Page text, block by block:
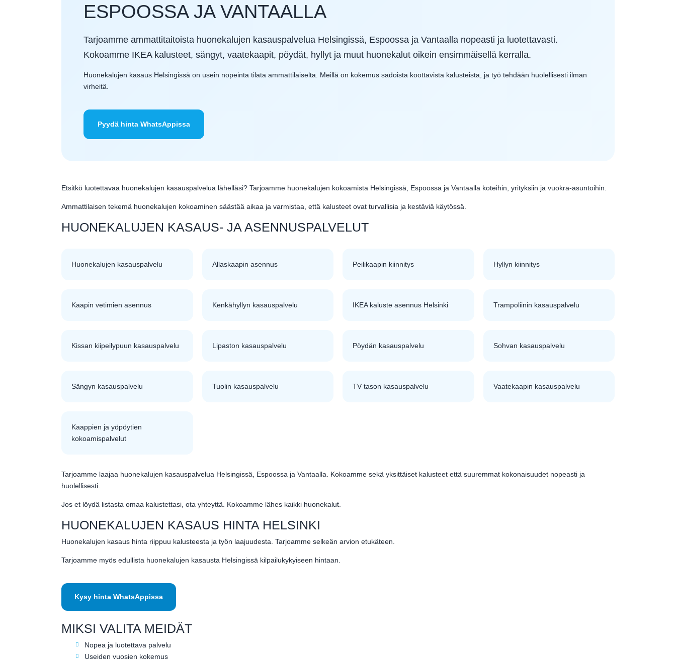
ESPOOSSA JA VANTAALLA
Tarjoamme ammattitaitoista huonekalujen kasauspalvelua Helsingissä, Espoossa ja Vantaalla nopeasti ja luotettavasti.
Kokoamme IKEA kalusteet, sängyt, vaatekaapit, pöydät, hyllyt ja muut huonekalut oikein ensimmäisellä kerralla.
Huonekalujen kasaus Helsingissä on usein nopeinta tilata ammattilaiselta. Meillä on kokemus sadoista koottavista kalusteista, ja työ tehdään huolellisesti ilman
virheitä.
Pyydä hinta WhatsAppissa
Etsitkö luotettavaa huonekalujen kasauspalvelua lähelläsi? Tarjoamme huonekalujen kokoamista Helsingissä, Espoossa ja Vantaalla koteihin, yrityksiin ja vuokra-asuntoihin.
Ammattilaisen tekemä huonekalujen kokoaminen säästää aikaa ja varmistaa, että kalusteet ovat turvallisia ja kestäviä käytössä.
HUONEKALUJEN KASAUS- JA ASENNUSPALVELUT
Huonekalujen kasauspalvelu Allaskaapin asennus Peilikaapin kiinnitys Hyllyn kiinnitys
Kaapin vetimien asennus Kenkähyllyn kasauspalvelu IKEA kaluste asennus Helsinki Trampoliinin kasauspalvelu
Kissan kiipeilypuun kasauspalvelu Lipaston kasauspalvelu Pöydän kasauspalvelu Sohvan kasauspalvelu
Sängyn kasauspalvelu Tuolin kasauspalvelu TV tason kasauspalvelu Vaatekaapin kasauspalvelu
Kaappien ja yöpöytien
kokoamispalvelut
Tarjoamme laajaa huonekalujen kasauspalvelua Helsingissä, Espoossa ja Vantaalla. Kokoamme sekä yksittäiset kalusteet että suuremmat kokonaisuudet nopeasti ja
huolellisesti.
Jos et löydä listasta omaa kalustettasi, ota yhteyttä. Kokoamme lähes kaikki huonekalut.
HUONEKALUJEN KASAUS HINTA HELSINKI
Huonekalujen kasaus hinta riippuu kalusteesta ja työn laajuudesta. Tarjoamme selkeän arvion etukäteen.
Tarjoamme myös edullista huonekalujen kasausta Helsingissä kilpailukykyiseen hintaan.
Kysy hinta WhatsAppissa
MIKSI VALITA MEIDÄT
Nopea ja luotettava palvelu
Useiden vuosien kokemus